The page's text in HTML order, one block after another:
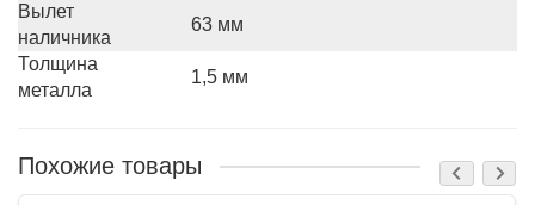
Вылет
наличника
63 мм
Толщина
металла
1,5 мм
Похожие товары